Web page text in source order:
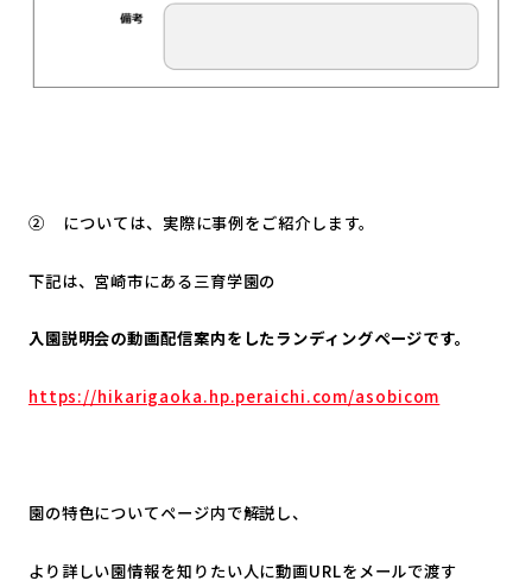
② については、実際に事例をご紹介します。
下記は、宮崎市にある三育学園の
入園説明会の動画配信案内をしたランディングページです。
https://hikarigaoka.hp.peraichi.com/asobicom
園の特色についてページ内で解説し、
より詳しい園情報を知りたい人に動画URLをメールで渡す